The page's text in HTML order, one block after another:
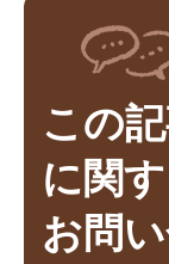
この
に関
お問